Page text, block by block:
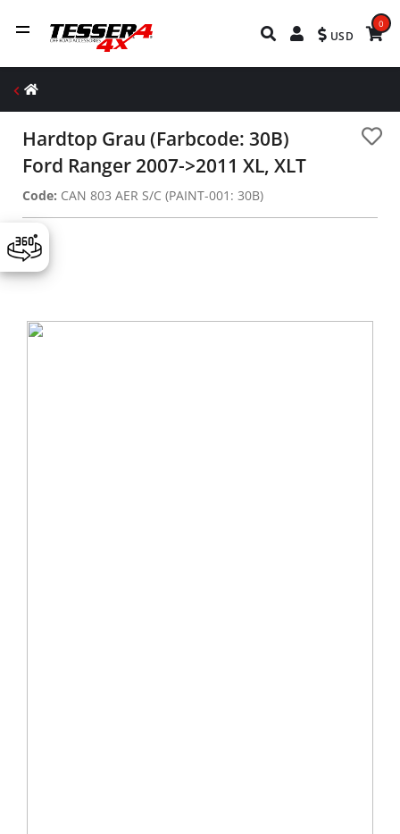
USD
0
Hardtop Grau (Farbcode: 30B)
Ford Ranger 2007->2011 XL, XLT
Code: CAN 803 AER S/C (PAINT-001: 30B)